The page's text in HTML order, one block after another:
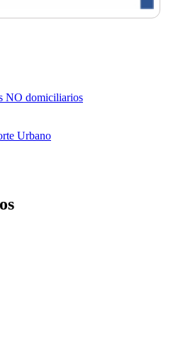
NO domiciliarios
Urbano